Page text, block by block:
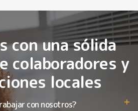
con una sólida
colaboradores y
locales
con nosotros?